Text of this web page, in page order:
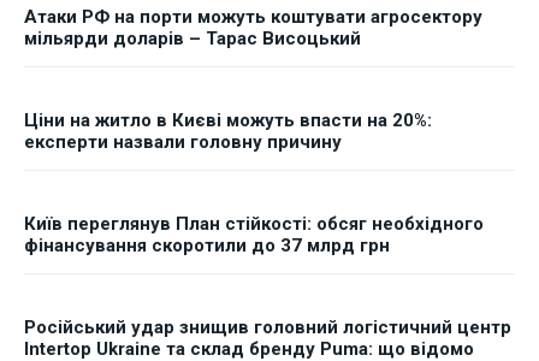
Атаки РФ на порти можуть коштувати агросектору
мільярди доларів – Тарас Висоцький
Ціни на житло в Києві можуть впасти на 20%:
експерти назвали головну причину
Київ переглянув План стійкості: обсяг необхідного
фінансування скоротили до 37 млрд грн
Російський удар знищив головний логістичний центр
Intertop Ukraine та склад бренду Puma: що відомо